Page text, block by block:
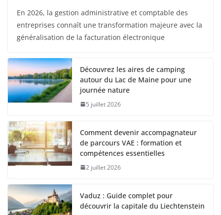
En 2026, la gestion administrative et comptable des
entreprises connaît une transformation majeure avec la
généralisation de la facturation électronique
Découvrez les aires de camping
autour du Lac de Maine pour une
journée nature
5 juillet 2026
Comment devenir accompagnateur
de parcours VAE : formation et
compétences essentielles
2 juillet 2026
Vaduz : Guide complet pour
découvrir la capitale du Liechtenstein